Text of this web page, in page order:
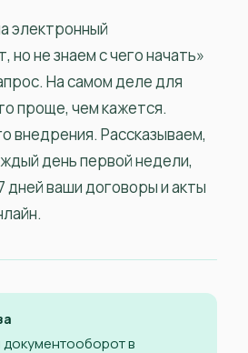
электронный
но не знаем с чего начать»
На самом деле для
проще, чем кажется.
внедрения. Рассказываем,
день первой недели,
дней ваши договоры и акты
в